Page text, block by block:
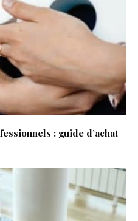
: guide d’achat